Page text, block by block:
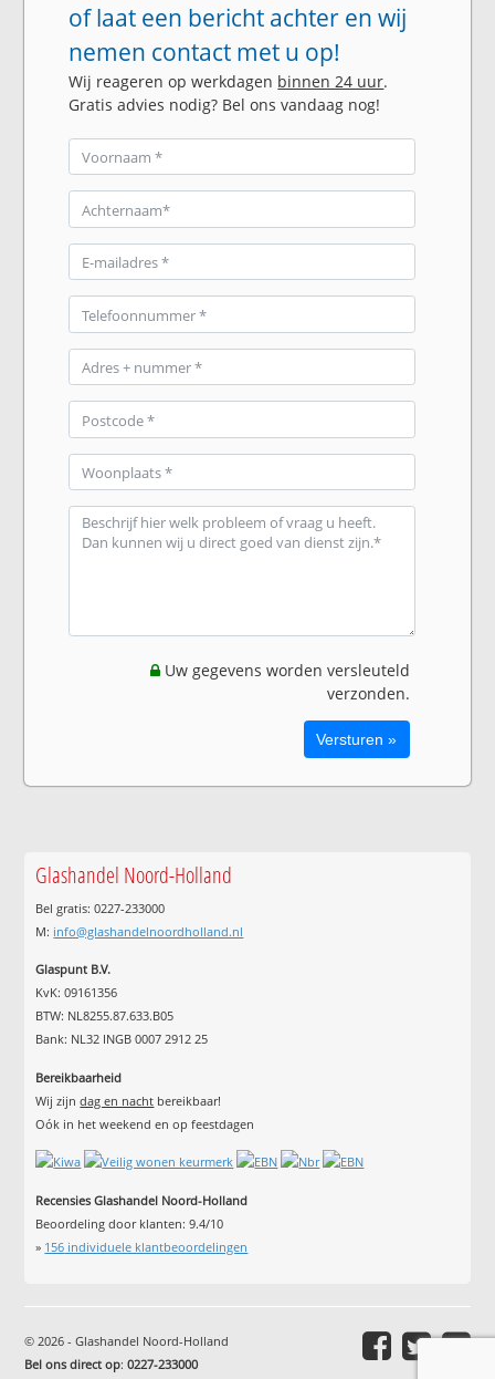
of laat een bericht achter en wij
nemen contact met u op!
Wij reageren op werkdagen binnen 24 uur.
Gratis advies nodig? Bel ons vandaag nog!
Uw gegevens worden versleuteld
verzonden.
Glashandel Noord-Holland
Bel gratis: 0227-233000
M: info@glashandelnoordholland.nl
Glaspunt B.V.
KvK: 09161356
BTW: NL8255.87.633.B05
Bank: NL32 INGB 0007 2912 25
Bereikbaarheid
Wij zijndag en nacht bereikbaar!
Oók in het weekend en op feestdagen
Recensies Glashandel Noord-Holland
Beoordeling door klanten:9.4/10
» 156 individuele klantbeoordelingen
© 2026 - Glashandel Noord-Holland
Bel ons direct op:0227-233000